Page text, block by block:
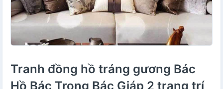
Tranh đồng hồ tráng gương Bác
Hồ Bác Trọng Bác Giáp 2 trang trí